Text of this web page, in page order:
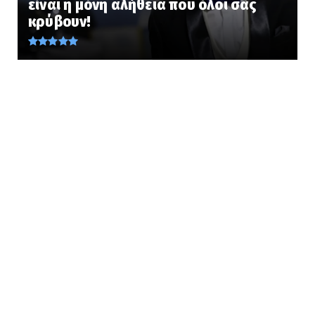
ΜΑΣ ΑΦΟΡΑ ΟΛΟΥΣ... Πώς νιώθει ένα άτομο με
Αλτσχάιμερ; Δείτε...
είναι η μόνη αλήθεια που όλοι σας
κρύβουν!